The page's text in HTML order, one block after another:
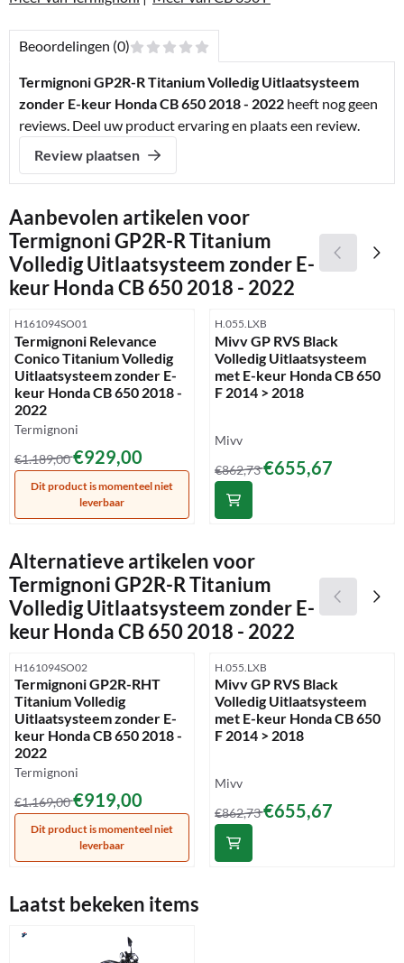
Beoordelingen (0)
Termignoni GP2R-R Titanium Volledig Uitlaatsysteem
zonder E-keur Honda CB 650 2018 - 2022 heeft nog geen
reviews. Deel uw product ervaring en plaats een review.
Review plaatsen
Aanbevolen artikelen voor
Termignoni GP2R-R Titanium
Volledig Uitlaatsysteem zonder E-
keur Honda CB 650 2018 - 2022
Artikelnummer
H161094SO01
Termignoni Relevance
Conico Titanium Volledig
Uitlaatsysteem zonder E-
keur Honda CB 650 2018 -
2022
Merk:
Termignoni
Van 1 189,00 voor 929,00
€1.189,00€929,00
Dit product is momenteel niet
leverbaar
Artikelnummer
H.055.LXB
Mivv GP RVS Black
Volledig Uitlaatsysteem
met E-keur Honda CB 650
F 2014 > 2018
Merk:
Mivv
Van 862,73 voor 655,67
€862,73€655,67
Alternatieve artikelen voor
Termignoni GP2R-R Titanium
Volledig Uitlaatsysteem zonder E-
keur Honda CB 650 2018 - 2022
Artikelnummer
H161094SO02
Termignoni GP2R-RHT
Titanium Volledig
Uitlaatsysteem zonder E-
keur Honda CB 650 2018 -
2022
Merk:
Termignoni
Van 1 169,00 voor 919,00
€1.169,00€919,00
Dit product is momenteel niet
leverbaar
Artikelnummer
H.055.LXB
Mivv GP RVS Black
Volledig Uitlaatsysteem
met E-keur Honda CB 650
F 2014 > 2018
Merk:
Mivv
Van 862,73 voor 655,67
€862,73€655,67
Laatst bekeken items